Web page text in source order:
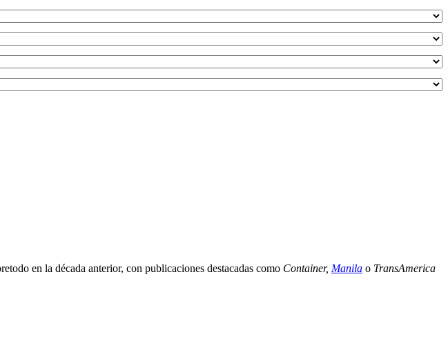
en la década anterior, con publicaciones destacadas como Container, Manila o TransAmerica